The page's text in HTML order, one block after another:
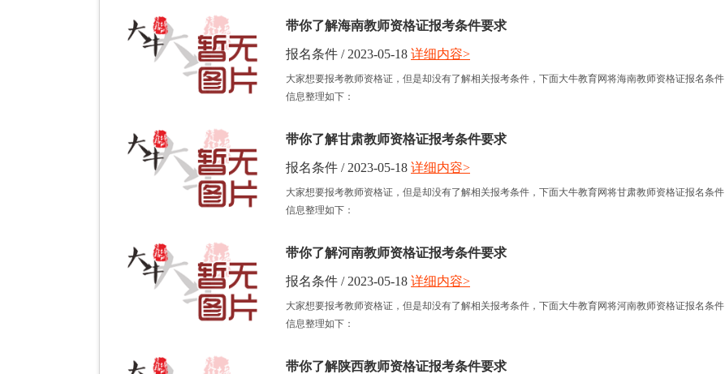
带你了解海南教师资格证报考条件要求
报名条件 / 2023-05-18
大家想要报考教师资格证，但是却没有了解相关报考条件，下面大牛教育网将海南教师资格证报名条件
信息整理如下：
详细内容>
带你了解甘肃教师资格证报考条件要求
报名条件 / 2023-05-18
大家想要报考教师资格证，但是却没有了解相关报考条件，下面大牛教育网将甘肃教师资格证报名条件
信息整理如下：
详细内容>
带你了解河南教师资格证报考条件要求
报名条件 / 2023-05-18
大家想要报考教师资格证，但是却没有了解相关报考条件，下面大牛教育网将河南教师资格证报名条件
信息整理如下：
详细内容>
带你了解陕西教师资格证报考条件要求